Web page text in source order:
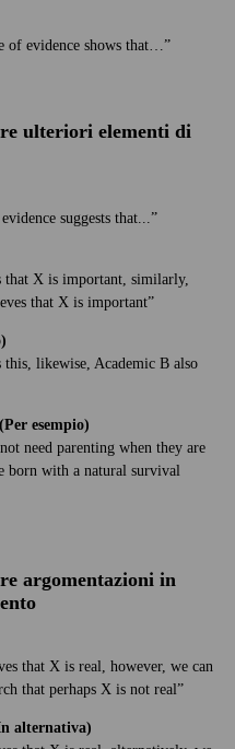
of evidence shows that…”
ulteriori elementi di
suggests that...”
that X is important, similarly,
that X is important”
this, likewise, Academic B also
esempio)
need parenting when they are
born with a natural survival
argomentazioni in
that X is real, however, we can
that perhaps X is not real”
alternativa)